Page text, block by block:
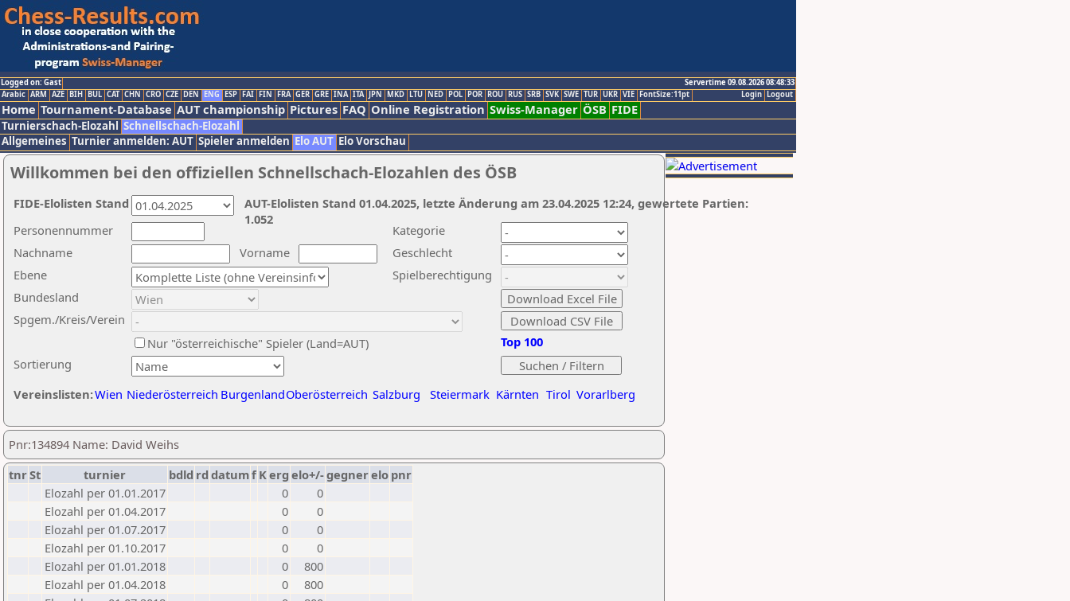
Logged on: Gast
Servertime 09.08.2026 08:48:33
Logout
Login
Arabic ARM AZE BIH BUL CAT CHN CRO CZE DEN ENG ESP FAI FIN FRA GER GRE INA ITA JPN MKD LTU NED POL POR ROU RUS SRB SVK SWE TUR UKR VIE FontSize:11pt
Home Tournament-Database AUT championship Pictures FAQ Online Registration Swiss-Manager ÖSB FIDE
Turnierschach-Elozahl Schnellschach-Elozahl
Allgemeines Turnier anmelden: AUT Spieler anmelden Elo AUT Elo Vorschau
Willkommen bei den offiziellen Schnellschach-Elozahlen des ÖSB
Nachname
Vorname
Ebene
Kategorie
Sortierung
Personennummer
Bundesland
Spgem./Kreis/Verein
Geschlecht
Nur "österreichische" Spieler (Land=AUT)
Spielberechtigung
Vereinslisten:Wien Niederösterreich BurgenlandOberösterreich Salzburg Steiermark Kärnten Tirol Vorarlberg
Top 100
AUT-Elolisten Stand 01.04.2025, letzte Änderung am 23.04.2025 12:24, gewertete Partien:
1.052
FIDE-Elolisten Stand
Pnr:134894 Name: David Weihs
tnrSt turnier bdld rd datumf Kerg elo+/-gegnerelo pnr
Elozahl per 01.01.2017
0
0
Elozahl per 01.04.2017
0
0
Elozahl per 01.07.2017
0
0
Elozahl per 01.10.2017
0
0
Elozahl per 01.01.2018
0
800
Elozahl per 01.04.2018
0
800